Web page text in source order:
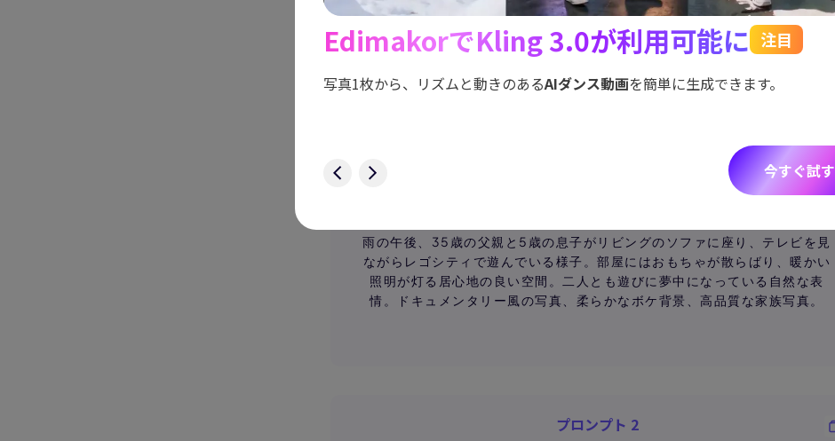
雨の午後、35歳の父親と5歳の息子がリビングのソファに座り、テレビを見
ながらレゴシティで遊んでいる様子。部屋にはおもちゃが散らばり、暖かい
照明が灯る居心地の良い空間。二人とも遊びに夢中になっている自然な表
情。ドキュメンタリー風の写真、柔らかなボケ背景、高品質な家族写真。
プロンプト 2
EdimakorでKling 3.0が利用可能に 注目
写真1枚から、リズムと動きのあるAIダンス動画を簡単に生成できます。
今すぐ試す